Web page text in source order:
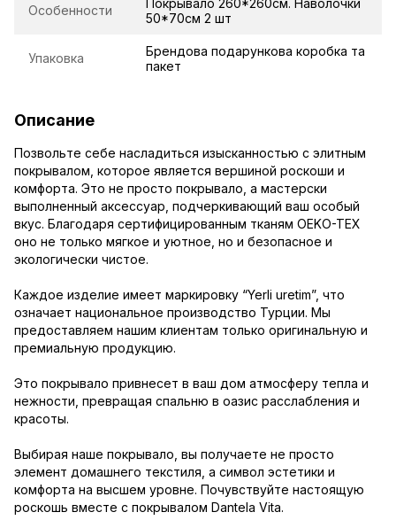
Особенности
Покрывало 260*260см. Наволочки
50*70см 2 шт
Упаковка
Брендова подарункова коробка та
пакет
Описание
Позвольте себе насладиться изысканностью с элитным
покрывалом, которое является вершиной роскоши и
комфорта. Это не просто покрывало, а мастерски
выполненный аксессуар, подчеркивающий ваш особый
вкус. Благодаря сертифицированным тканям OEKO-TEX
оно не только мягкое и уютное, но и безопасное и
экологически чистое.
Каждое изделие имеет маркировку “Yerli uretim”, что
означает национальное производство Турции. Мы
предоставляем нашим клиентам только оригинальную и
премиальную продукцию.
Это покрывало привнесет в ваш дом атмосферу тепла и
нежности, превращая спальню в оазис расслабления и
красоты.
Выбирая наше покрывало, вы получаете не просто
элемент домашнего текстиля, а символ эстетики и
комфорта на высшем уровне. Почувствуйте настоящую
роскошь вместе с покрывалом Dantela Vita.